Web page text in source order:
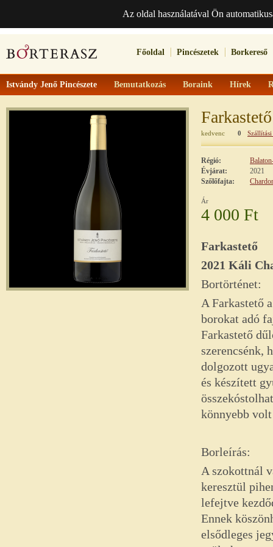
Az oldal használatával Ön
Főoldal Pincészetek Borkereső
Istvándy Jenő Pincészete Bemutatkozás Boraink Hírek
Farkastető
kedvenc 0
Régió:
Évjárat:
2021
Szőlőfajta:
Ár
4 000 Ft
Farkastető
2021 Káli
Bortörténet:
A Farkastető
borokat adó
Farkastető
szerencsénk,
dolgozott
és készített
könnyebb
Borleírás:
A szokottnál
keresztül
lefejtve
Ennek
elsődleges